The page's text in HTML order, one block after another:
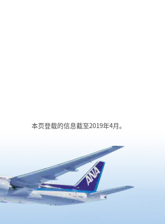
本页登载的信息截至2019年4月。